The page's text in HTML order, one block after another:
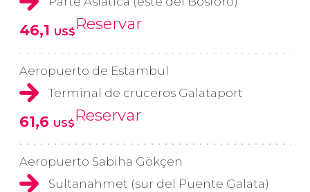
46,1 US$Reservar
Aeropuerto de Estambul
Terminal de cruceros Galataport
61,6 US$Reservar
Aeropuerto Sabiha Gökçen
Sultanahmet (sur del Puente Galata)